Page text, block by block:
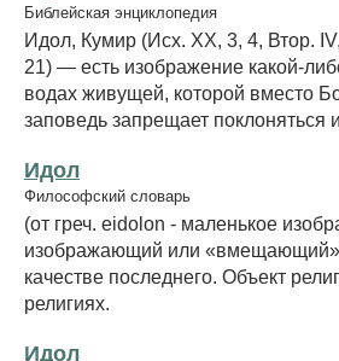
Библейская энциклопедия
Идол, Кумир (Исх. XX, 3, 4, Втор.
21) — есть изображение какой-
водах живущей, которой вместо
заповедь запрещает
Идол
Философский словарь
(от греч. eidolon - маленькое
изображающий или
качестве последнего. Объект
религиях.
Идол